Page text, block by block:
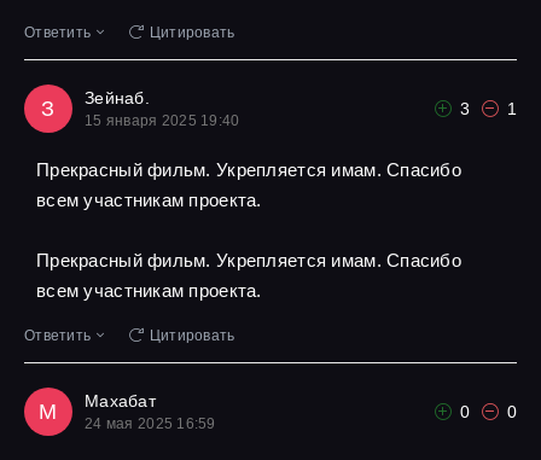
Ответить Цитировать
З Зейнаб.
15 января 2025 19:40
3 1
Прекрасный фильм. Укрепляется имам. Спасибо
всем участникам проекта.
Прекрасный фильм. Укрепляется имам. Спасибо
всем участникам проекта.
Ответить Цитировать
М Махабат
24 мая 2025 16:59
0 0